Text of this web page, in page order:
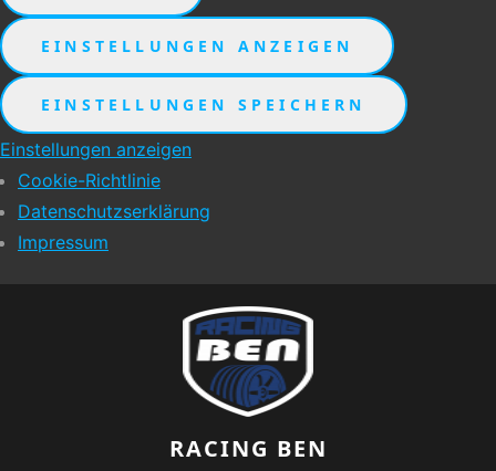
EINSTELLUNGEN ANZEIGEN
EINSTELLUNGEN SPEICHERN
Einstellungen anzeigen
Cookie-Richtlinie
Datenschutzserklärung
Impressum
RACING BEN